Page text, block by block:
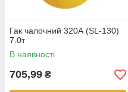
Гак чалочний 320А (SL-130)
7.0т
В наявності
705,99 ₴